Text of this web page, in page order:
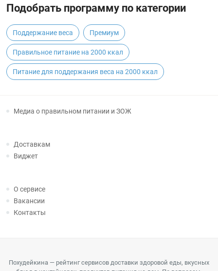
Подобрать программу по категории
Поддержание веса Премиум
Правильное питание на 2000 ккал
Питание для поддержания веса на 2000 ккал
Медиа о правильном питании и ЗОЖ
Доставкам
Виджет
О сервисе
Вакансии
Контакты
Похудейкина — рейтинг сервисов доставки здоровой еды, вкусных